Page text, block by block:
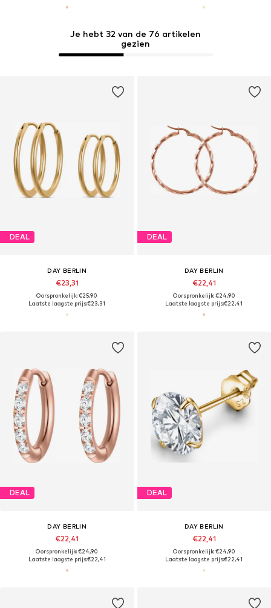
Je hebt 32 van de 76 artikelen
gezien
DEAL
DAY BERLIN
€23,31
Oorspronkelijk: €25,90
Laatste laagste prijs:€23,31
DEAL
DAY BERLIN
€22,41
Oorspronkelijk: €24,90
Laatste laagste prijs:€22,41
DEAL
DAY BERLIN
€22,41
Oorspronkelijk: €24,90
Laatste laagste prijs:€22,41
DEAL
DAY BERLIN
€22,41
Oorspronkelijk: €24,90
Laatste laagste prijs:€22,41